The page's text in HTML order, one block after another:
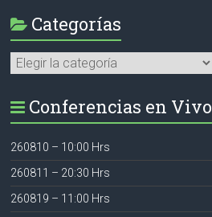
Categorías
Categorías
Conferencias en Vivo
260810 – 10:00 Hrs
260811 – 20:30 Hrs
260819 – 11:00 Hrs